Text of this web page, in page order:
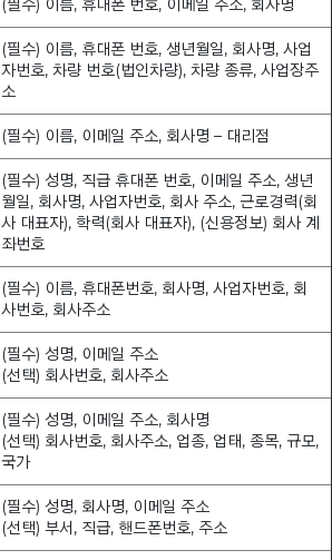
(필수) 이름, 휴대폰 번호, 이메일 주소, 회사명
(필수) 이름, 휴대폰 번호, 생년월일, 회사명, 사업
자번호, 차량 번호(법인차량), 차량 종류, 사업장주
소
(필수) 이름, 이메일 주소, 회사명 – 대리점
(필수) 성명, 직급 휴대폰 번호, 이메일 주소, 생년
월일, 회사명, 사업자번호, 회사 주소, 근로경력(회
사 대표자), 학력(회사 대표자), (신용정보) 회사 계
좌번호
(필수) 이름, 휴대폰번호, 회사명, 사업자번호, 회
사번호, 회사주소
(필수) 성명, 이메일 주소
(선택) 회사번호, 회사주소
(필수) 성명, 이메일 주소, 회사명
(선택) 회사번호, 회사주소, 업종, 업태, 종목, 규모,
국가
(필수) 성명, 회사명, 이메일 주소
(선택) 부서, 직급, 핸드폰번호, 주소